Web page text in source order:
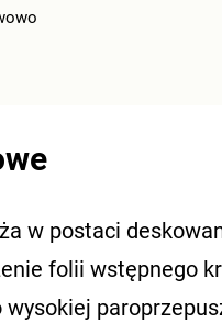
w postaci
folii wstępnego